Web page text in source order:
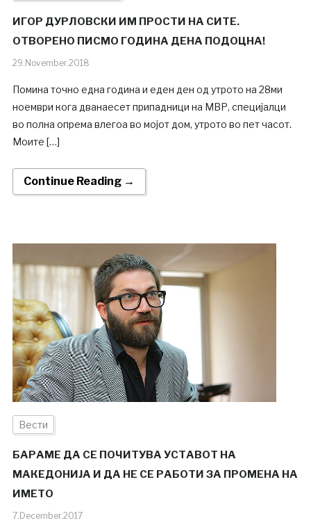
ИГОР ДУРЛОВСКИ ИМ ПРОСТИ НА СИТЕ.
ОТВОРЕНО ПИСМО ГОДИНА ДЕНА ПОДОЦНА!
29.November.2018
Помина точно една година и еден ден од утрото на 28ми
ноември кога дванаесет припадници на МВР, специјалци
во полна опрема влегоа во мојот дом, утрото во пет часот.
Моите […]
Continue Reading →
Вести
БАРАМЕ ДА СЕ ПОЧИТУВА УСТАВОТ НА
МАКЕДОНИЈА И ДА НЕ СЕ РАБОТИ ЗА ПРОМЕНА НА
ИМЕТО
7.December.2017